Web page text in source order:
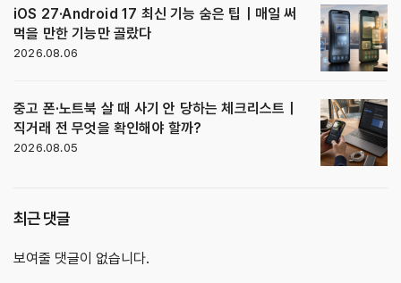
iOS 27·Android 17 최신 기능 숨은 팁｜매일 써
먹을 만한 기능만 골랐다
2026.08.06
중고 폰·노트북 살 때 사기 안 당하는 체크리스트｜
직거래 전 무엇을 확인해야 할까?
2026.08.05
최근 댓글
보여줄 댓글이 없습니다.